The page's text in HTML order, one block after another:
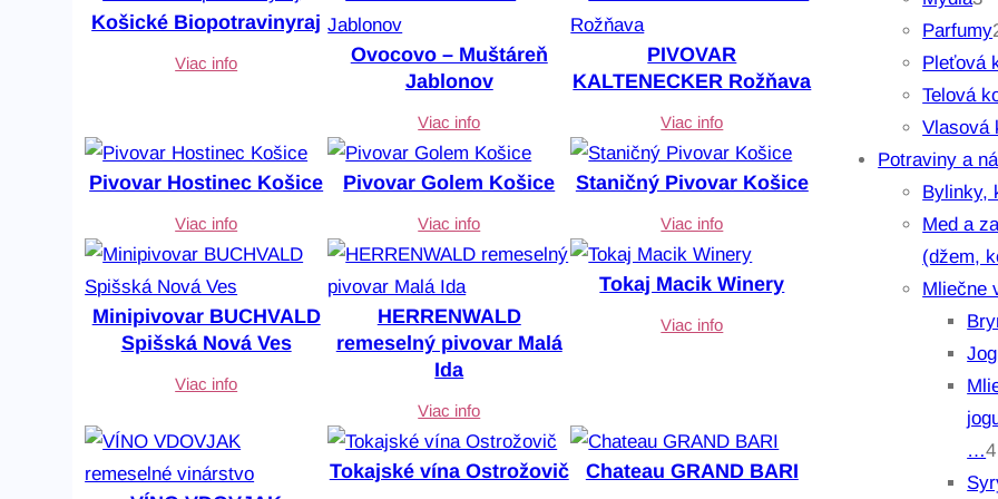
r
a
d
é
d
ľ
a
Košické Biopotravinyraj
Viac info
Ovocovo – Muštáreň
Jablonov
Viac info
PIVOVAR
KALTENECKER Rožňava
Viac info
Pivovar Hostinec Košice
Viac info
Pivovar Golem Košice
Viac info
Staničný Pivovar Košice
Viac info
Minipivovar BUCHVALD
Spišská Nová Ves
Viac info
HERRENWALD
remeselný pivovar Malá
Ida
Viac info
Tokaj Macik Winery
Viac info
Tokajské vína Ostrožovič Chateau GRAND BARI
t
p
r
o
d
u
k
t
y
Parfumy
Pleťová
Telová
Vlasová
Potraviny a
Bylinky,
Med a
(džem,
Mliečne
…44